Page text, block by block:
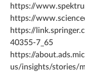
https://
https://
https://
40355-7_65
https://
us/insights/stories/